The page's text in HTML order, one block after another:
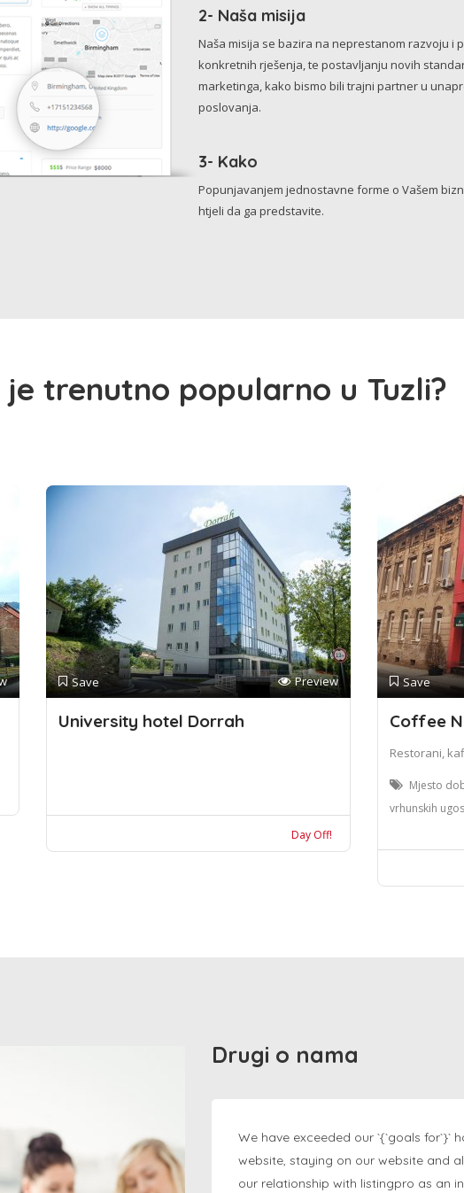
2- Naša misija
Naša misija se bazira na neprestanom razvoju i
konkretnih rješenja, te postavljanju novih
marketinga, kako bismo bili trajni partner u
poslovanja.
3- Kako
Popunjavanjem jednostavne forme o Vašem
htjeli da ga predstavite.
je trenutno popularno u Tuzli?
Save Preview
University hotel Dorrah
Day Off!
Save
Coffee
Restorani,
Mjesto
vrhunskih
Drugi o nama
We have exceeded our `{`goals for`}`
website, staying on our website and
our relationship with listingpro as an